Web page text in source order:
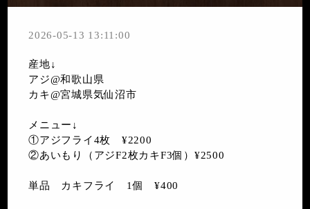
2026-05-13 13:11:00
産地↓
アジ@和歌山県
カキ@宮城県気仙沼市
メニュー↓
①アジフライ4枚 ¥2200
②あいもり（アジF2枚カキF3個）¥2500
単品 カキフライ 1個 ¥400